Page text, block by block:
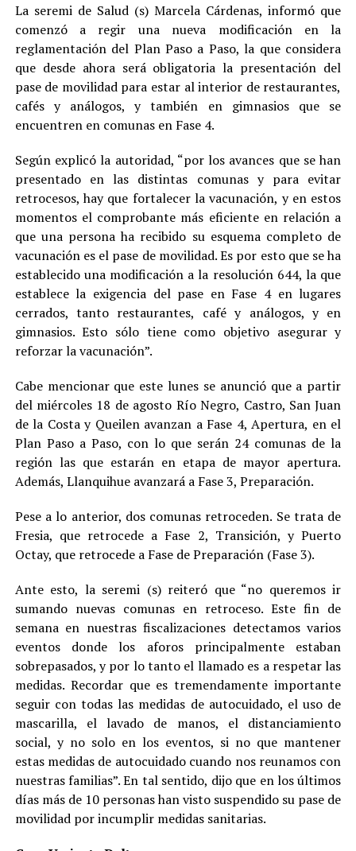
La seremi de Salud (s) Marcela Cárdenas, informó que
comenzó a regir una nueva modificación en la
reglamentación del Plan Paso a Paso, la que considera
que desde ahora será obligatoria la presentación del
pase de movilidad para estar al interior de restaurantes,
cafés y análogos, y también en gimnasios que se
encuentren en comunas en Fase 4.
Según explicó la autoridad, “por los avances que se han
presentado en las distintas comunas y para evitar
retrocesos, hay que fortalecer la vacunación, y en estos
momentos el comprobante más eficiente en relación a
que una persona ha recibido su esquema completo de
vacunación es el pase de movilidad. Es por esto que se ha
establecido una modificación a la resolución 644, la que
establece la exigencia del pase en Fase 4 en lugares
cerrados, tanto restaurantes, café y análogos, y en
gimnasios. Esto sólo tiene como objetivo asegurar y
reforzar la vacunación”.
Cabe mencionar que este lunes se anunció que a partir
del miércoles 18 de agosto Río Negro, Castro, San Juan
de la Costa y Queilen avanzan a Fase 4, Apertura, en el
Plan Paso a Paso, con lo que serán 24 comunas de la
región las que estarán en etapa de mayor apertura.
Además, Llanquihue avanzará a Fase 3, Preparación.
Pese a lo anterior, dos comunas retroceden. Se trata de
Fresia, que retrocede a Fase 2, Transición, y Puerto
Octay, que retrocede a Fase de Preparación (Fase 3).
Ante esto, la seremi (s) reiteró que “no queremos ir
sumando nuevas comunas en retroceso. Este fin de
semana en nuestras fiscalizaciones detectamos varios
eventos donde los aforos principalmente estaban
sobrepasados, y por lo tanto el llamado es a respetar las
medidas. Recordar que es tremendamente importante
seguir con todas las medidas de autocuidado, el uso de
mascarilla, el lavado de manos, el distanciamiento
social, y no solo en los eventos, si no que mantener
estas medidas de autocuidado cuando nos reunamos con
nuestras familias”. En tal sentido, dijo que en los últimos
días más de 10 personas han visto suspendido su pase de
movilidad por incumplir medidas sanitarias.